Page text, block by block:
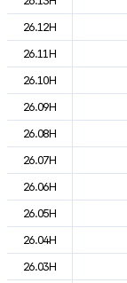
26.12H
26.11H
26.10H
26.09H
26.08H
26.07H
26.06H
26.05H
26.04H
26.03H